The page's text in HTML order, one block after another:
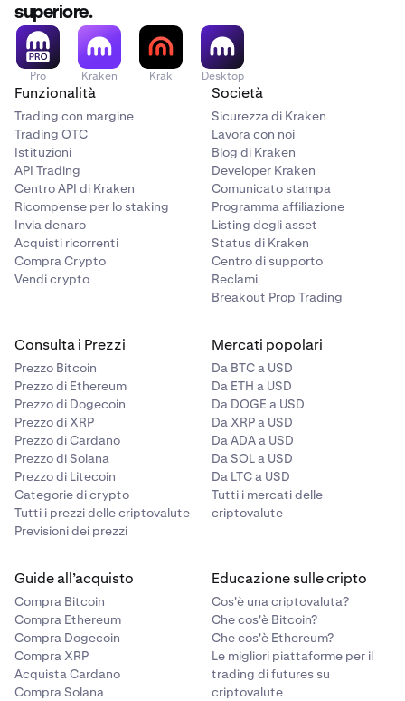
Ricevi un'e-mail e una notifica in-app con il motivo
della violazione, il timestamp e il tuo patrimonio
netto al momento della violazione.
Questo processo è automatico e avviene in tempo reale.
Non c'è alcun avviso prima che si attivi la violazione. Per
maggiori informazioni su cosa succede dopo una
violazione, consulta
Cosa succede quando il tuo conto
viene violato
superiore.
Pro Kraken Krak Desktop
Funzionalità
Trading con margine
Trading OTC
Istituzioni
API Trading
Centro API di Kraken
Ricompense per lo staking
Invia denaro
Acquisti ricorrenti
Compra Crypto
Vendi crypto
Società
Sicurezza di Kraken
Lavora con noi
Blog di Kraken
Developer Kraken
Comunicato stampa
Programma affiliazione
Listing degli asset
Status di Kraken
Centro di supporto
Reclami
Breakout Prop Trading
Consulta i Prezzi
Prezzo Bitcoin
Prezzo di Ethereum
Prezzo di Dogecoin
Prezzo di XRP
Prezzo di Cardano
Prezzo di Solana
Prezzo di Litecoin
Categorie di crypto
Tutti i prezzi delle criptovalute
Previsioni dei prezzi
Mercati popolari
Da BTC a USD
Da ETH a USD
Da DOGE a USD
Da XRP a USD
Da ADA a USD
Da SOL a USD
Da LTC a USD
Tutti i mercati delle
criptovalute
Guide all’acquisto
Compra Bitcoin
Compra Ethereum
Compra Dogecoin
Compra XRP
Acquista Cardano
Compra Solana
Educazione sulle cripto
Cos'è una criptovaluta?
Che cos'è Bitcoin?
Che cos'è Ethereum?
Le migliori piattaforme per il
trading di futures su
criptovalute